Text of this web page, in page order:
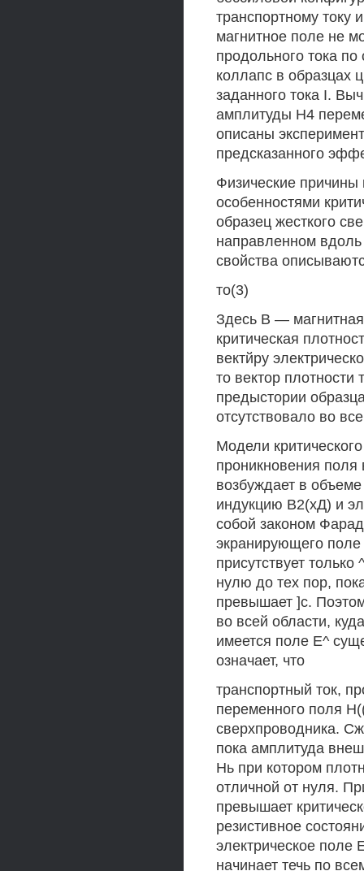
транспортному току
магнитное поле не
продольного тока
коллапс в образцах
заданного тока I.
амплитуды Н4
описаны
предсказанного
Физические причины
особенностями
образец жесткого
направленном
свойства
то(3)
Здесь В —
критическая
вектйру
то вектор
предыстории
отсутствовало во
Модели
проникновения
возбуждает в
индукцию В2(хД) и
собой законом
экранирующего
присутствует
нулю до тех пор,
превышает ]с.
во всей области,
имеется поле Е^
означает, что
транспортный ток,
переменного поля
сверхпроводника.
пока амплитуда
Нь при котором
отличной от нуля.
превышает
резистивное
электрическое поле
начинает течь по